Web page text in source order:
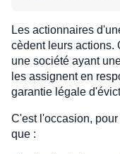
Les actionnaires
cèdent leurs actions.
une société ayant
les assignent en
garantie légale
C'est l'occasion,
que :